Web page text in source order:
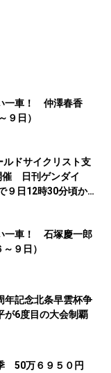
一車！ 仲澤春香
９日）
ドサイクリスト支
催 日刊ゲンダイ
９日12時30分頃から
一車！ 石塚慶一郎
９日）
年記念北条早雲杯争
が6度目の大会制覇
50万６９５０円